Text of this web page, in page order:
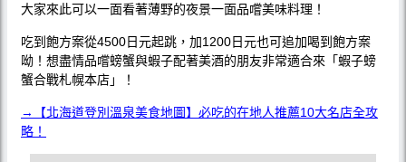
大家來此可以一面看著薄野的夜景一面品嚐美味料理！
吃到飽方案從4500日元起跳，加1200日元也可追加喝到飽方案
呦！想盡情品嚐螃蟹與蝦子配著美酒的朋友非常適合來「蝦子螃
蟹合戰札幌本店」！
→【北海道登別溫泉美食地圖】必吃的在地人推薦10大名店全攻
略！